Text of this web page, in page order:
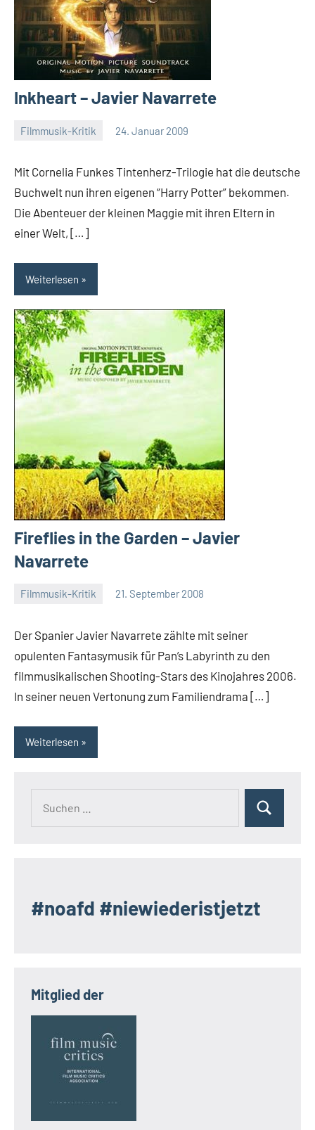
Inkheart – Javier Navarrete
Filmmusik-Kritik 24. Januar 2009
Mit Cornelia Funkes Tintenherz-Trilogie hat die deutsche
Buchwelt nun ihren eigenen “Harry Potter” bekommen.
Die Abenteuer der kleinen Maggie mit ihren Eltern in
einer Welt, […]
Weiterlesen
Fireflies in the Garden – Javier
Navarrete
Filmmusik-Kritik 21. September 2008
Der Spanier Javier Navarrete zählte mit seiner
opulenten Fantasymusik für Pan’s Labyrinth zu den
filmmusikalischen Shooting-Stars des Kinojahres 2006.
In seiner neuen Vertonung zum Familiendrama […]
Weiterlesen
Suchen
#noafd #niewiederistjetzt
Mitglied der